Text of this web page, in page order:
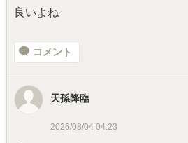
良いよね
コメント
天孫降臨
2026/08/04 04:23